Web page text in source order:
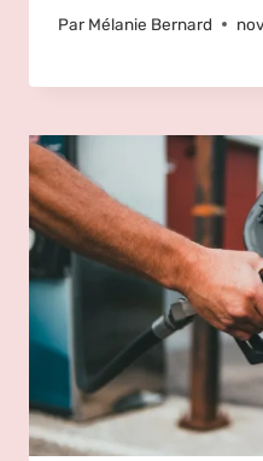
Par Mélanie Bernard